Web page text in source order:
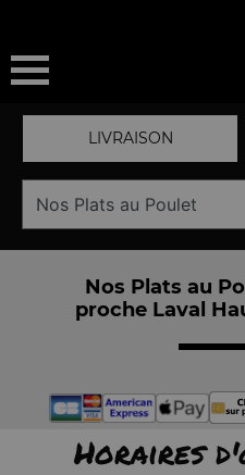
LIVRAISON
Nos Plats au
proche Laval
Horaires